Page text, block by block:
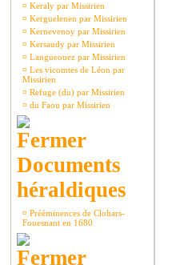
¤ Keraly par Missirien
¤ Kerguelenen par Missirien
¤ Kernevenoy par Missirien
¤ Kersaudy par Missirien
¤ Langueouez par Missirien
¤ Les vicomtes de Léon par
Missirien
¤ Refuge (du) par Missirien
¤ du Faou par Missirien
Documents
héraldiques
¤ Prééminences de Clohars-
Fouesnant en 1680